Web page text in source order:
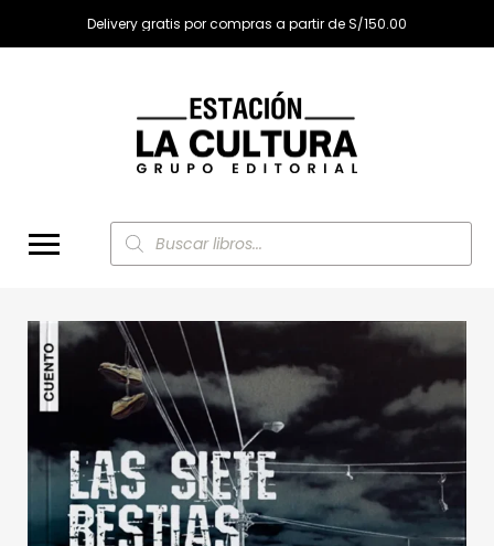
Delivery gratis por compras a partir de S/150.00
Búsqueda
de
productos